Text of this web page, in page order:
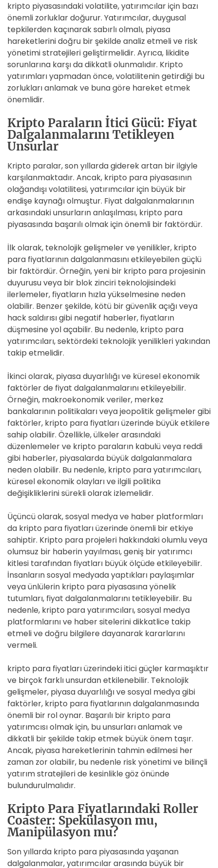
kripto piyasasındaki volatilite, yatırımcılar için bazı
önemli zorluklar doğurur. Yatırımcılar, duygusal
tepkilerden kaçınarak sabırlı olmalı, piyasa
hareketlerini doğru bir şekilde analiz etmeli ve risk
yönetimi stratejileri geliştirmelidir. Ayrıca, likidite
sorunlarına karşı da dikkatli olunmalıdır. Kripto
yatırımları yapmadan önce, volatilitenin getirdiği bu
zorlukları anlamak ve buna göre hareket etmek
önemlidir.
Kripto Paraların İtici Gücü: Fiyat
Dalgalanmalarını Tetikleyen
Unsurlar
Kripto paralar, son yıllarda giderek artan bir ilgiyle
karşılanmaktadır. Ancak, kripto para piyasasının
olağandışı volatilitesi, yatırımcılar için büyük bir
endişe kaynağı olmuştur. Fiyat dalgalanmalarının
arkasındaki unsurların anlaşılması, kripto para
piyasasında başarılı olmak için önemli bir faktördür.
İlk olarak, teknolojik gelişmeler ve yenilikler, kripto
para fiyatlarının dalgalanmasını etkileyebilen güçlü
bir faktördür. Örneğin, yeni bir kripto para projesinin
duyurusu veya bir blok zinciri teknolojisindeki
ilerlemeler, fiyatların hızla yükselmesine neden
olabilir. Benzer şekilde, kötü bir güvenlik açığı veya
hack saldırısı gibi negatif haberler, fiyatların
düşmesine yol açabilir. Bu nedenle, kripto para
yatırımcıları, sektördeki teknolojik yenilikleri yakından
takip etmelidir.
İkinci olarak, piyasa duyarlılığı ve küresel ekonomik
faktörler de fiyat dalgalanmalarını etkileyebilir.
Örneğin, makroekonomik veriler, merkez
bankalarının politikaları veya jeopolitik gelişmeler gibi
faktörler, kripto para fiyatları üzerinde büyük etkilere
sahip olabilir. Özellikle, ülkeler arasındaki
düzenlemeler ve kripto paraların kabulü veya reddi
gibi haberler, piyasalarda büyük dalgalanmalara
neden olabilir. Bu nedenle, kripto para yatırımcıları,
küresel ekonomik olayları ve ilgili politika
değişikliklerini sürekli olarak izlemelidir.
Üçüncü olarak, sosyal medya ve haber platformları
da kripto para fiyatları üzerinde önemli bir etkiye
sahiptir. Kripto para projeleri hakkındaki olumlu veya
olumsuz bir haberin yayılması, geniş bir yatırımcı
kitlesi tarafından fiyatları büyük ölçüde etkileyebilir.
İnsanların sosyal medyada yaptıkları paylaşımlar
veya ünlülerin kripto para piyasasına yönelik
tutumları, fiyat dalgalanmalarını tetikleyebilir. Bu
nedenle, kripto para yatırımcıları, sosyal medya
platformlarını ve haber sitelerini dikkatlice takip
etmeli ve doğru bilgilere dayanarak kararlarını
vermeli.
kripto para fiyatları üzerindeki itici güçler karmaşıktır
ve birçok farklı unsurdan etkilenebilir. Teknolojik
gelişmeler, piyasa duyarlılığı ve sosyal medya gibi
faktörler, kripto para fiyatlarının dalgalanmasında
önemli bir rol oynar. Başarılı bir kripto para
yatırımcısı olmak için, bu unsurları anlamak ve
dikkatli bir şekilde takip etmek büyük önem taşır.
Ancak, piyasa hareketlerinin tahmin edilmesi her
zaman zor olabilir, bu nedenle risk yönetimi ve bilinçli
yatırım stratejileri de kesinlikle göz önünde
bulundurulmalıdır.
Kripto Para Fiyatlarındaki Roller
Coaster: Spekülasyon mu,
Manipülasyon mu?
Son yıllarda kripto para piyasasında yaşanan
dalgalanmalar, yatırımcılar arasında büyük bir